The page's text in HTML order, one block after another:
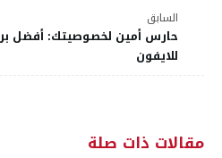
السابق
حارس أمين لخصوصيتك: أفضل
للايفون
مقالات ذات صلة